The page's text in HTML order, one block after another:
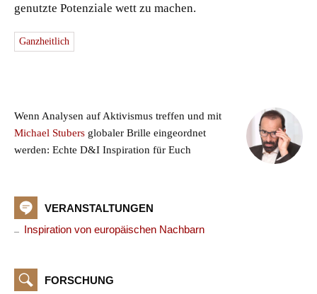
genutzte Potenziale wett zu machen.
Ganzheitlich
Wenn Analysen auf Aktivismus treffen und mit
Michael Stubers globaler Brille eingeordnet
werden: Echte D&I Inspiration für Euch
VERANSTALTUNGEN
Inspiration von europäischen Nachbarn
FORSCHUNG